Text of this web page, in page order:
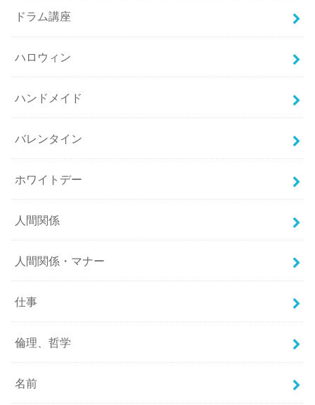
ドラム講座
ハロウィン
ハンドメイド
バレンタイン
ホワイトデー
人間関係
人間関係・マナー
仕事
倫理、哲学
名前